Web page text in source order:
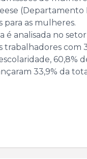
(Departamento
para as mulheres.
é analisada no
trabalhadores
60,8%
33,9% da